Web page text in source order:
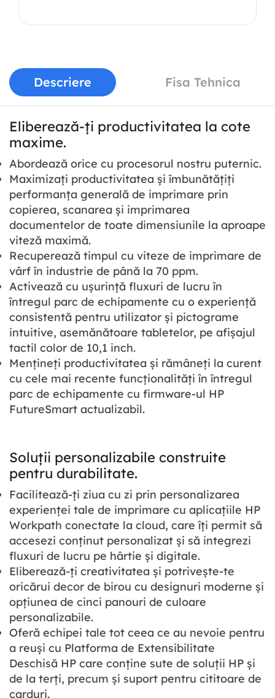
Descriere Fisa Tehnica
Eliberează-ți productivitatea la cote
maxime.
Abordează orice cu procesorul nostru puternic.
Maximizați productivitatea și îmbunătățiți
performanța generală de imprimare prin
copierea, scanarea și imprimarea
documentelor de toate dimensiunile la aproape
viteză maximă.
Recuperează timpul cu viteze de imprimare de
vârf în industrie de până la 70 ppm.
Activează cu ușurință fluxuri de lucru în
întregul parc de echipamente cu o experiență
consistentă pentru utilizator și pictograme
intuitive, asemănătoare tabletelor, pe afișajul
tactil color de 10,1 inch.
Mențineți productivitatea și rămâneți la curent
cu cele mai recente funcționalități în întregul
parc de echipamente cu firmware-ul HP
FutureSmart actualizabil.
Soluții personalizabile construite
pentru durabilitate.
Facilitează-ți ziua cu zi prin personalizarea
experienței tale de imprimare cu aplicațiile HP
Workpath conectate la cloud, care îți permit să
accesezi conținut personalizat și să integrezi
fluxuri de lucru pe hârtie și digitale.
Eliberează-ți creativitatea și potrivește-te
oricărui decor de birou cu designuri moderne și
opțiunea de cinci panouri de culoare
personalizabile.
Oferă echipei tale tot ceea ce au nevoie pentru
a reuși cu Platforma de Extensibilitate
Deschisă HP care conține sute de soluții HP și
de la terți, precum și suport pentru cititoare de
carduri.